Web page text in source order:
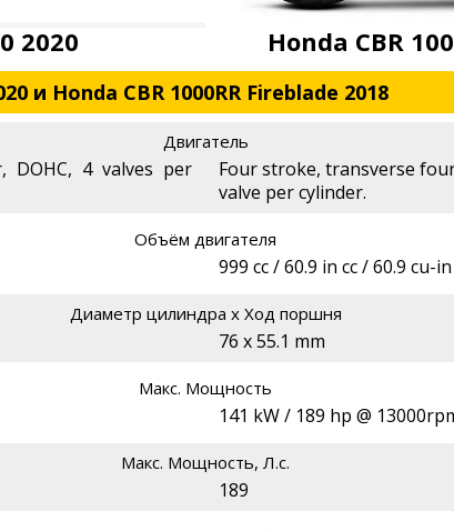
2020 Honda CBR
и Honda CBR 1000RR Fireblade 2018
Двигатель
DOHC, 4 valves per
Four stroke, transverse
valve per cylinder.
Объём двигателя
999 cc / 60.9 in cc / 60.9 cu-in
Диаметр цилиндра х Ход поршня
76 x 55.1 mm
Макс. Мощность
141 kW / 189 hp @
Макс. Мощность, Л.с.
189